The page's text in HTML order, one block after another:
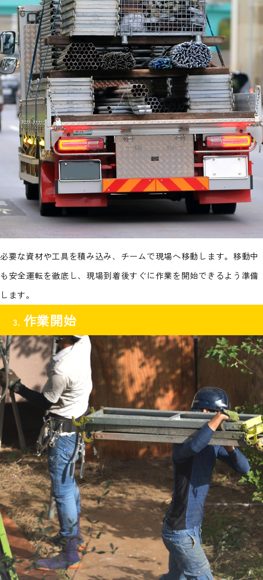
必要な資材や工具を積み込み、チームで現場へ移動します。移動中
も安全運転を徹底し、現場到着後すぐに作業を開始できるよう準備
します。
3. 作業開始